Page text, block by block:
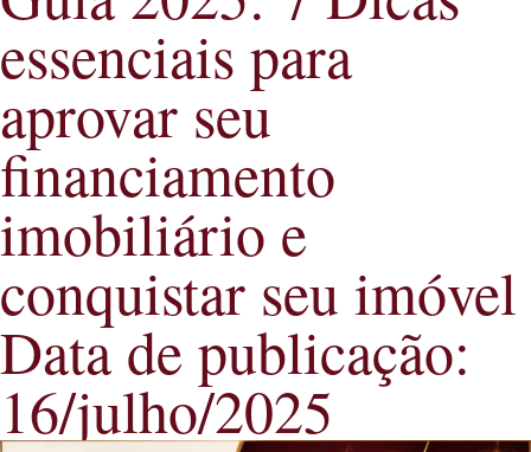
essenciais para
aprovar seu
financiamento
imobiliário e
conquistar seu imóvel
Data de publicação:
16/julho/2025